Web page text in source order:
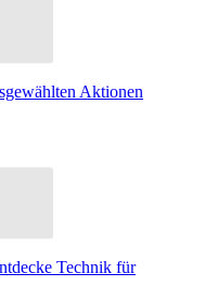
Aktionen
Technik für